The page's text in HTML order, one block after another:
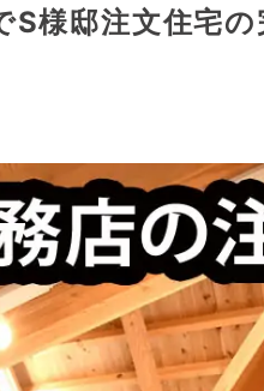
S様邸注文住宅